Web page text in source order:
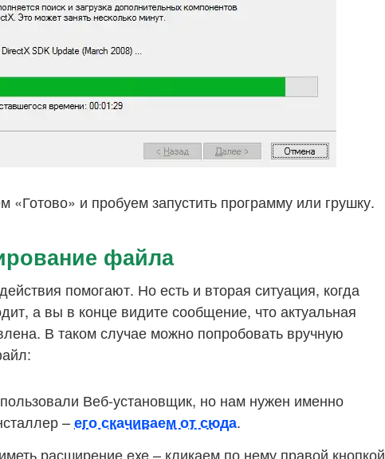
«Готово» и пробуем запустить программу или грушку.
файла
помогают. Но есть и вторая ситуация, когда
а вы в конце видите сообщение, что актуальная
В таком случае можно попробовать вручную
Веб-установщик, но нам нужен именно
–его скачиваем от сюда.
расширение exe – кликаем по нему правой кнопкой